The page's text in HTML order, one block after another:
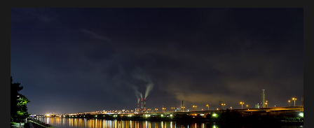
風